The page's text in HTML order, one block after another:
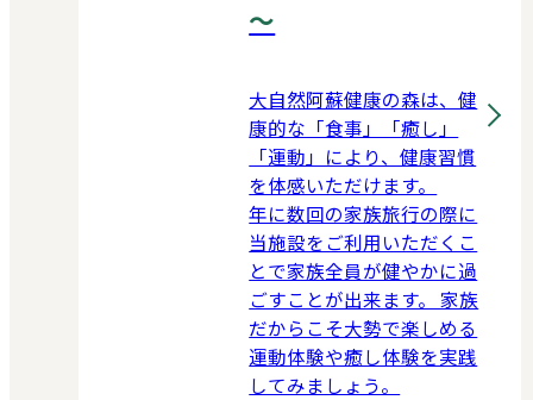
～
大自然阿蘇健康の森は、健
康的な「食事」「癒し」
「運動」により、健康習慣
を体感いただけます。
年に数回の家族旅行の際に
当施設をご利用いただくこ
とで家族全員が健やかに過
ごすことが出来ます。 家族
だからこそ大勢で楽しめる
運動体験や癒し体験を実践
してみましょう。